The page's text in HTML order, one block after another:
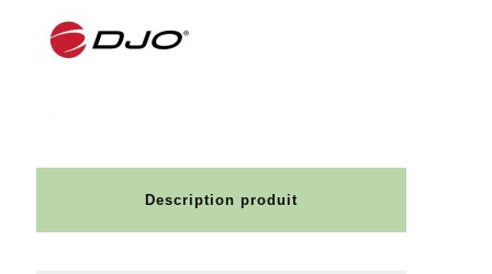
Description produit